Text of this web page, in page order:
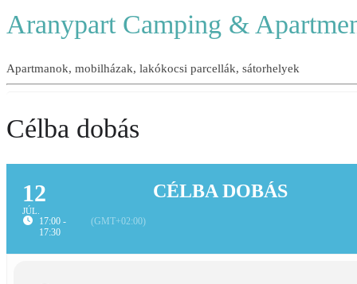
Aranypart Camping &
Apartmanok, mobilházak, lakókocsi parcellák, sátorhelyek
Célba dobás
12
JÚL.
17:00 -
17:30
(GMT+02:00)
CÉLBA DOBÁS